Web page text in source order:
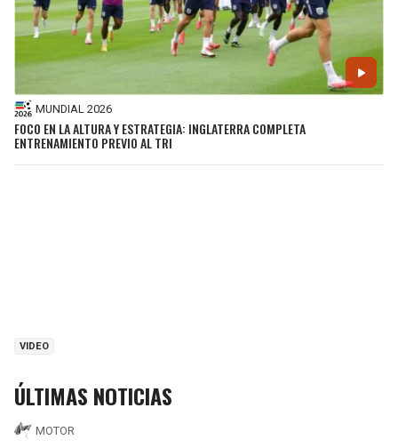
MUNDIAL 2026
FOCO EN LA ALTURA Y ESTRATEGIA: INGLATERRA COMPLETA
ENTRENAMIENTO PREVIO AL TRI
VIDEO
ÚLTIMAS NOTICIAS
MOTOR